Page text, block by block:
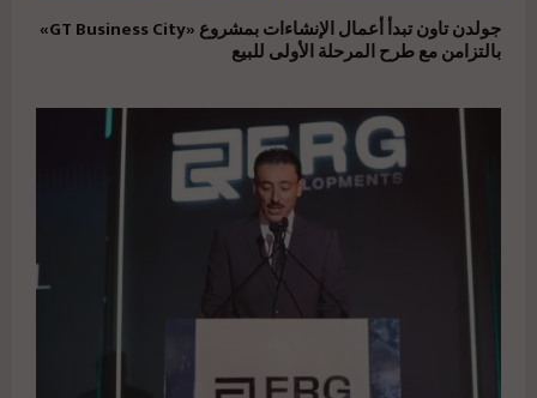
جولدن تاون تبدأ أعمال الإنشاءات بمشروع «GT Business City»
بالتزامن مع طرح المرحلة الأولى للبيع